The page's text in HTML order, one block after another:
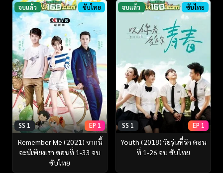
จบแล้ว ซับไทย
SS 1 EP 1
Remember Me (2021) จากนี้
จะมีเพียงเรา ตอนที่ 1-33 จบ
ซับไทย
จบแล้ว ซับไทย
SS 1 EP 1
Youth (2018) วัยรุ่นที่รัก ตอน
ที่ 1-26 จบ ซับไทย